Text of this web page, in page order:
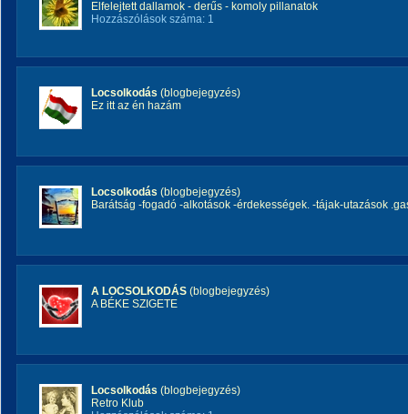
Elfelejtett dallamok - derűs - komoly pillanatok
Hozzászólások száma: 1
Locsolkodás (blogbejegyzés)
Ez itt az én hazám
Locsolkodás (blogbejegyzés)
Barátság -fogadó -alkotások -érdekességek. -tájak-utazások
A LOCSOLKODÁS (blogbejegyzés)
A BÉKE SZIGETE
Locsolkodás (blogbejegyzés)
Retro Klub